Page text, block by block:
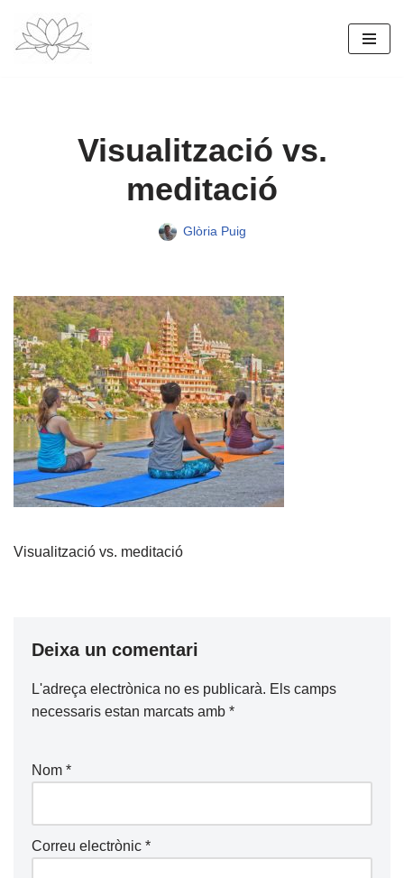
Vés
Visualització vs.
meditació
Glòria Puig
Visualització vs. meditació
Deixa un comentari
L'adreça electrònica no es publicarà. Els camps
necessaris estan marcats amb *
Nom *
Correu electrònic *